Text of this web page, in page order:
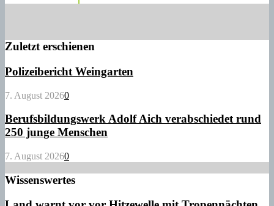
Zuletzt erschienen
Polizeibericht Weingarten
7. August 20260
Berufsbildungswerk Adolf Aich verabschiedet rund
250 junge Menschen
7. August 20260
Wissenswertes